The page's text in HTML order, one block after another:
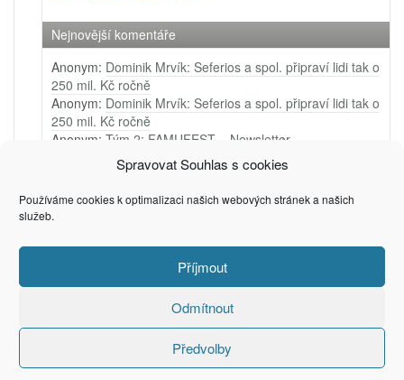
Spravovat Souhlas s cookies
Používáme cookies k optimalizaci našich webových stránek a našich
služeb.
Příjmout
Odmítnout
Předvolby
Nejnovější komentáře
Anonym: Dominik Mrvík: Seferios a spol. připraví lidi tak o
250 mil. Kč ročně
Anonym: Dominik Mrvík: Seferios a spol. připraví lidi tak o
250 mil. Kč ročně
Anonym: Tým 2: FAMUFEST – Newsletter
Tým 1: Ji.hlava – Newsletter
Tým 4: Very Merry Arts – PR video
Petr Zámečník
Creare Magazin Online
Privacy & Cookies: This site uses cookies. By continuing to use this
website, you agree to their use.
To find out more, including how to control cookies, see here: